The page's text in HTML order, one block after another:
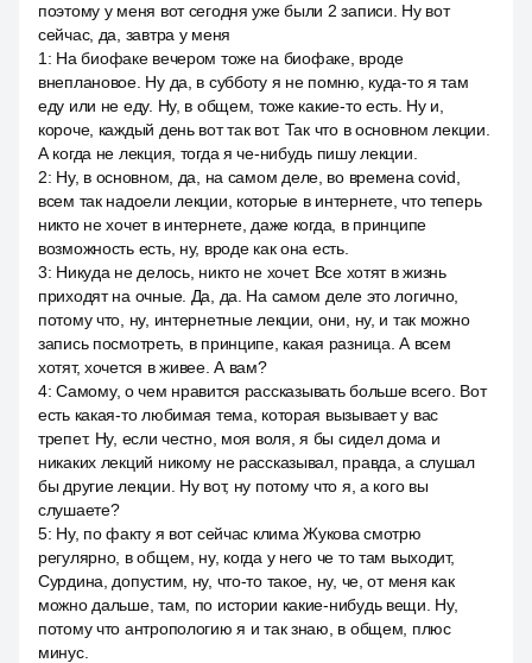
поэтому у меня вот сегодня уже были 2 записи. Ну вот
сейчас, да, завтра у меня
1 : На биофаке вечером тоже на биофаке, вроде
внеплановое. Ну да, в субботу я не помню, куда-то я там
еду или не еду. Ну, в общем, тоже какие-то есть. Ну и,
короче, каждый день вот так вот. Так что в основном лекции.
А когда не лекция, тогда я че-нибудь пишу лекции.
2: Ну, в основном, да, на самом деле, во времена covid,
всем так надоели лекции, которые в интернете, что теперь
никто не хочет в интернете, даже когда, в принципе
возможность есть, ну, вроде как она есть.
3: Никуда не делось, никто не хочет. Все хотят в жизнь
приходят на очные. Да, да. На самом деле это логично,
потому что, ну, интернетные лекции, они, ну, и так можно
запись посмотреть, в принципе, какая разница. А всем
хотят, хочется в живее. А вам?
4:Самому, о чем нравится рассказывать больше всего. Вот
есть какая-то любимая тема, которая вызывает у вас
трепет. Ну, если честно, моя воля, я бы сидел дома и
никаких лекций никому не рассказывал, правда, а слушал
бы другие лекции. Ну вот, ну потому что я, а кого вы
слушаете?
5: Ну, по факту я вот сейчас клима Жукова смотрю
регулярно, в общем, ну, когда у него че то там выходит,
Сурдина, допустим, ну, что-то такое, ну, че, от меня как
можно дальше, там, по истории какие-нибудь вещи. Ну,
потому что антропологию я и так знаю, в общем, плюс
минус.